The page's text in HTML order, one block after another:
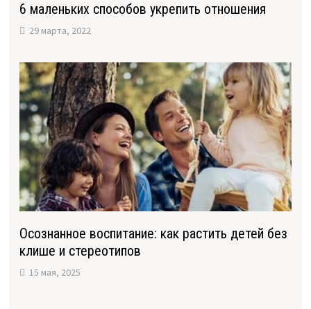
6 маленьких способов укрепить отношения
29 марта, 2022
Осознанное воспитание: как растить детей без
клише и стереотипов
15 мая, 2025